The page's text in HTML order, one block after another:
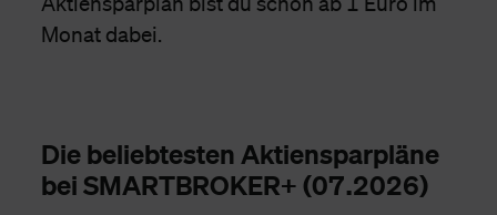
Monat dabei.
Die beliebtesten Aktiensparpläne
bei SMARTBROKER+ (07.2026)